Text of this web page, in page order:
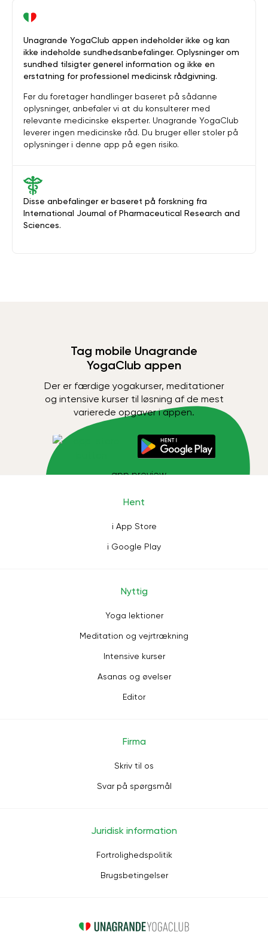
Disse anbefalinger er baseret på forskning fra
International Journal of Pharmaceutical Research and
Sciences.
Unagrande YogaClub appen indeholder ikke og kan
ikke indeholde sundhedsanbefalinger. Oplysninger om
sundhed tilsigter generel information og ikke en
erstatning for professionel medicinsk rådgivning.
Før du foretager handlinger baseret på sådanne
oplysninger, anbefaler vi at du konsulterer med
relevante medicinske eksperter. Unagrande YogaClub
leverer ingen medicinske råd. Du bruger eller stoler på
oplysninger i denne app på egen risiko.
Tag mobile Unagrande
YogaClub appen
Der er færdige yogakurser, meditationer
og intensive kurser til løsning af de mest
varierede opgaver i appen.
Hent
i App Store
i Google Play
Nyttig
Yoga lektioner
Meditation og vejrtrækning
Intensive kurser
Asanas og øvelser
Editor
Firma
Skriv til os
Svar på spørgsmål
Juridisk information
Fortrolighedspolitik
Brugsbetingelser